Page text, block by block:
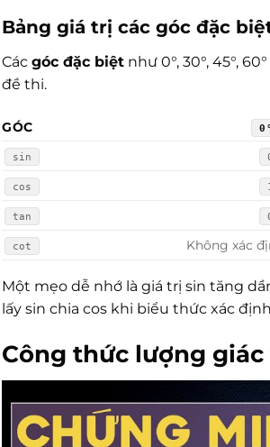
Bảng giá trị các góc đặc
Các góc đặc biệt như 0°, 30°, 45°,
đề thi.
GÓC 0°
sin
cos
tan
cot Không xác
Một mẹo dễ nhớ là giá trị sin tăng
lấy sin chia cos khi biểu thức xác
Công thức lượng giác